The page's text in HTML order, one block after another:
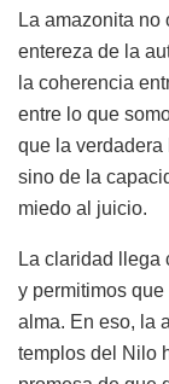
La amazonita
entereza de la
la coherencia
entre lo que
que la verdadera
sino de la
miedo al juicio.
La claridad llega
y permitimos
alma. En eso, la
templos del Nilo